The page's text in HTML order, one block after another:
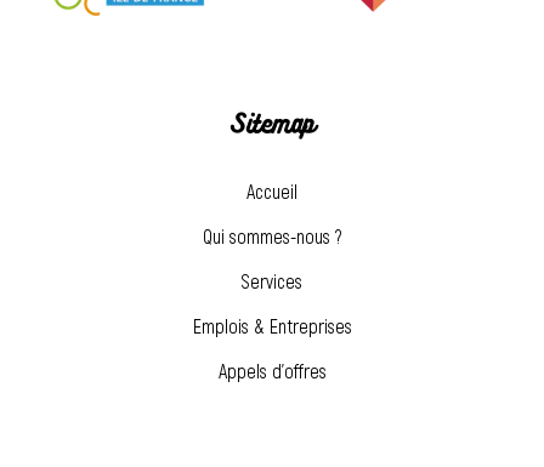
Sitemap
Accueil
Qui sommes-nous ?
Services
Emplois & Entreprises
Appels d’offres